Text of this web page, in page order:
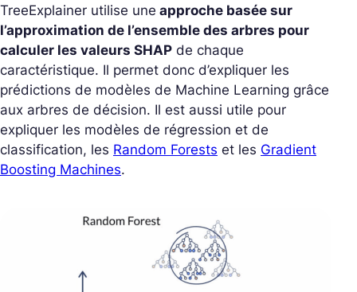
TreeExplainer utilise une approche basée sur
l’approximation de l’ensemble des arbres pour
calculer les valeurs SHAP de chaque
caractéristique. Il permet donc d’expliquer les
prédictions de modèles de Machine Learning grâce
aux arbres de décision. Il est aussi utile pour
expliquer les modèles de régression et de
classification, les Random Forests et les Gradient
Boosting Machines.